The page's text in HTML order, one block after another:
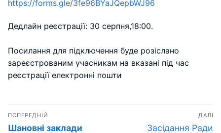
https://forms.gle/3fe96BYaJQepbWJ96
Дедлайн реєстрації: 30 серпня,18:00.
Посилання для підключення буде розіслано
зареєстрованим учасникам на вказані під час
реєстрації електронні пошти
Навігація
записів
ПОПЕРЕДНІЙ
Попередній
Шановні заклади
ДАЛІ
Наступний
Засідання Ради